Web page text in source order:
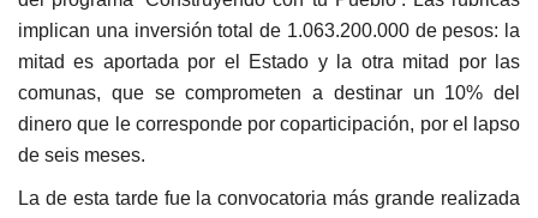
implican una inversión total de 1.063.200.000 de pesos: la
mitad es aportada por el Estado y la otra mitad por las
comunas, que se comprometen a destinar un 10% del
dinero que le corresponde por coparticipación, por el lapso
de seis meses.
La de esta tarde fue la convocatoria más grande realizada